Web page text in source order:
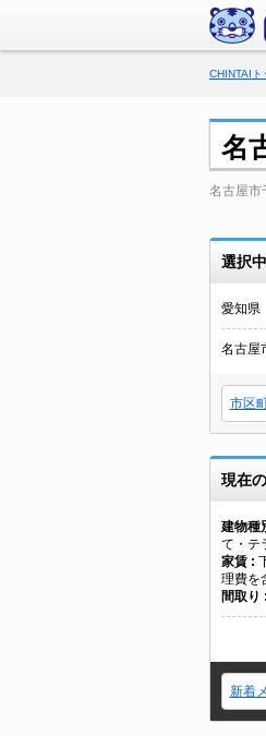
CHINTAIト
名
名古屋市
選択
愛知県
名古屋
市区
現在
建物種
て・テ
家賃
理費を
間取り
新着